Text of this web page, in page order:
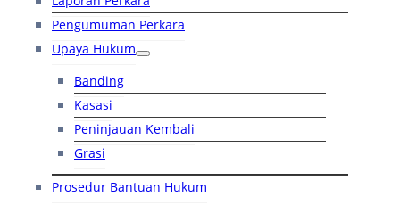
Pengumuman Perkara
Upaya Hukum
Banding
Kasasi
Peninjauan Kembali
Grasi
Prosedur Bantuan Hukum